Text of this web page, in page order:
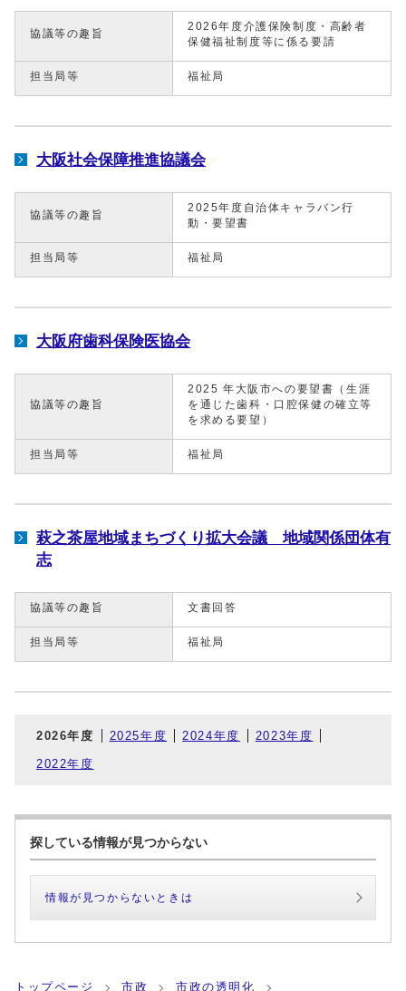
協議等の趣旨
2026年度介護保険制度・高齢者
保健福祉制度等に係る要請
担当局等 福祉局
大阪社会保障推進協議会
協議等の趣旨
2025年度自治体キャラバン行
動・要望書
担当局等 福祉局
大阪府歯科保険医協会
協議等の趣旨
2025 年大阪市への要望書（生涯
を通じた歯科・口腔保健の確立等
を求める要望）
担当局等 福祉局
萩之茶屋地域まちづくり拡大会議 地域関係団体有
志
協議等の趣旨 文書回答
担当局等 福祉局
2026年度 2025年度 2024年度 2023年度
2022年度
探している情報が見つからない
情報が見つからないときは
トップページ 市政 市政の透明化